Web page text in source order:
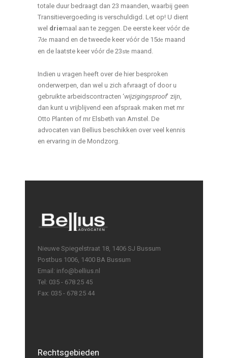
totale duur bedraagt dan 23 maanden, waarbij geen
Transitievergoeding is verschuldigd. Let op! U dient
wel driemaal aan te zeggen. De eerste keer vóór de
7de maand en de tweede keer vóór de 15de maand
en de laatste keer vóór de 23ste maand.
Indien u vragen heeft over de hier besproken
onderwerpen, dan wel u zich afvraagt of door u
gebruikte arbeidscontracten ‘wijzigingsproof’ zijn,
dan kunt u vrijblijvend een afspraak maken met mr
Otto Planten of mr Elsbeth van Amstel. De
advocaten van Bellius beschikken over veel kennis
en ervaring in de Mondzorg.
Nieuwe Spiegelstraat 18, 1406 SJ Bussum
Postbus 1006, 1400 BA Bussum
Email: info@bellius.nl
Tel: 035 - 678 25 45
Fax: 035 - 678 25 44
Rechtsgebieden